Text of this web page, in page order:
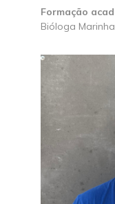
Formação
Bióloga Marinha